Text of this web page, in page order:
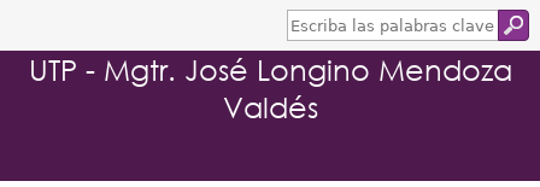
E
s
c
r
i
UTP - Mgtr. José Longino Mendoza
Valdés